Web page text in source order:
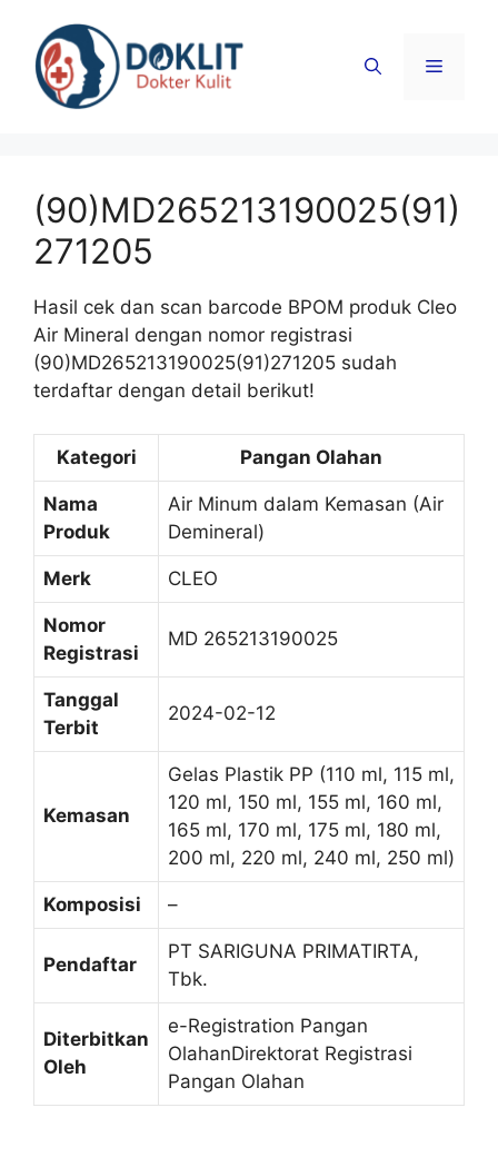
Menu
(90)MD265213190025(91)
271205
Hasil cek dan scan barcode BPOM produk Cleo
Air Mineral dengan nomor registrasi
(90)MD265213190025(91)271205 sudah
terdaftar dengan detail berikut!
Kategori Pangan Olahan
Nama
Produk
Air Minum dalam Kemasan (Air
Demineral)
Merk CLEO
Nomor
Registrasi
MD 265213190025
Tanggal
Terbit
2024-02-12
Kemasan
Gelas Plastik PP (110 ml, 115 ml,
120 ml, 150 ml, 155 ml, 160 ml,
165 ml, 170 ml, 175 ml, 180 ml,
200 ml, 220 ml, 240 ml, 250 ml)
Komposisi –
Pendaftar
PT SARIGUNA PRIMATIRTA,
Tbk.
Diterbitkan
Oleh
e-Registration Pangan
OlahanDirektorat Registrasi
Pangan Olahan